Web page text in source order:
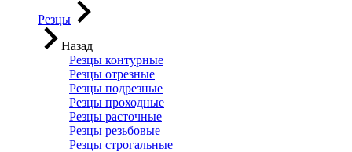
Резцы
Назад
Резцы контурные
Резцы отрезные
Резцы подрезные
Резцы проходные
Резцы расточные
Резцы резьбовые
Резцы строгальные